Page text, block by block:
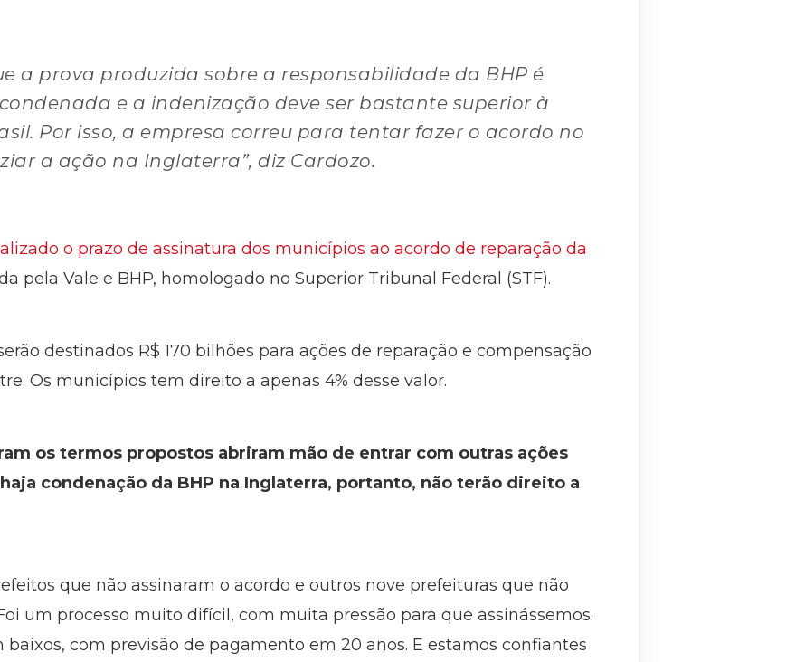
a prova produzida sobre a responsabilidade da BHP é
e a indenização deve ser bastante superior à
Por isso, a empresa correu para tentar fazer o acordo no
a ação na Inglaterra”, diz Cardozo.
o prazo de assinatura dos municípios ao acordo de reparação da
pela Vale e BHP, homologado no Superior Tribunal Federal (STF).
destinados R$ 170 bilhões para ações de reparação e compensação
Os municípios tem direito a apenas 4% desse valor.
os termos propostos abriram mão de entrar com outras ações
condenação da BHP na Inglaterra, portanto, não terão direito a
que não assinaram o acordo e outros nove prefeituras que não
um processo muito difícil, com muita pressão para que assinássemos.
baixos, com previsão de pagamento em 20 anos. E estamos confiantes